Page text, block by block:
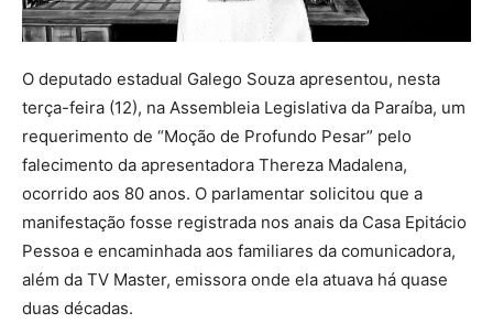
O deputado estadual Galego Souza apresentou, nesta
terça-feira (12), na Assembleia Legislativa da Paraíba, um
requerimento de “Moção de Profundo Pesar” pelo
falecimento da apresentadora Thereza Madalena,
ocorrido aos 80 anos. O parlamentar solicitou que a
manifestação fosse registrada nos anais da Casa Epitácio
Pessoa e encaminhada aos familiares da comunicadora,
além da TV Master, emissora onde ela atuava há quase
duas décadas.